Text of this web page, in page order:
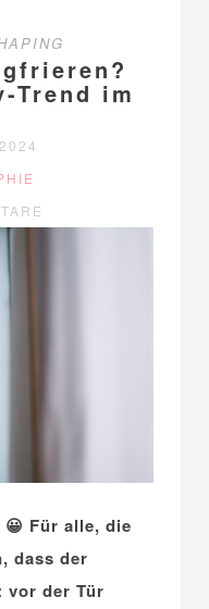
Trend im
Für alle, die
dass der
vor der Tür